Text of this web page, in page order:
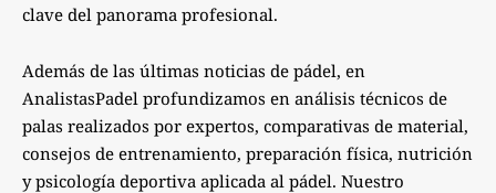
clave del panorama profesional.
Además de las últimas noticias de pádel, en
AnalistasPadel profundizamos en análisis técnicos de
palas realizados por expertos, comparativas de material,
consejos de entrenamiento, preparación física, nutrición
y psicología deportiva aplicada al pádel. Nuestro